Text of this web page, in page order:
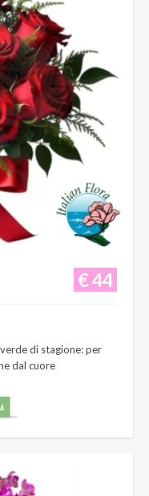
€ 44
di stagione: per
dal cuore